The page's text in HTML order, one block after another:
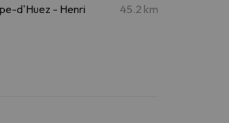
d'Huez - Henri
45.2 km